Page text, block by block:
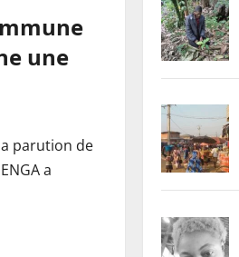
une
parution de
a